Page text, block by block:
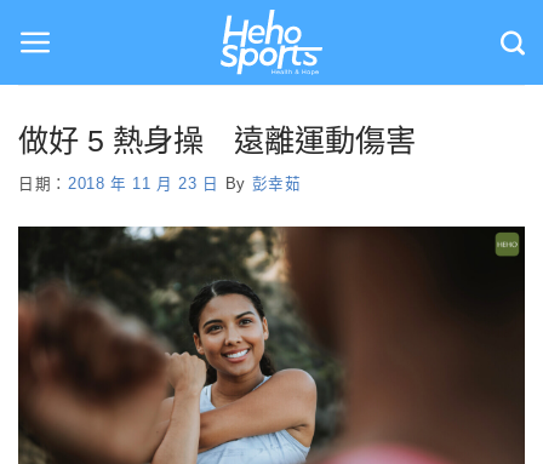
content
做好 5 熱身操 遠離運動傷害
日期： 2018 年 11 月 23 日 By 彭幸茹